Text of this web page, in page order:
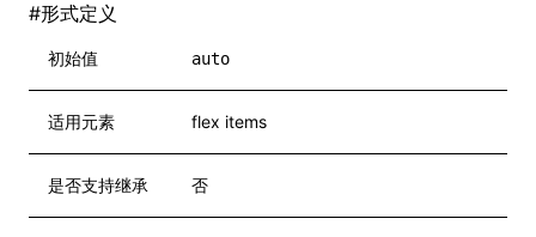
#形式定义
初始值 auto
适用元素 flex items
是否支持继承 否